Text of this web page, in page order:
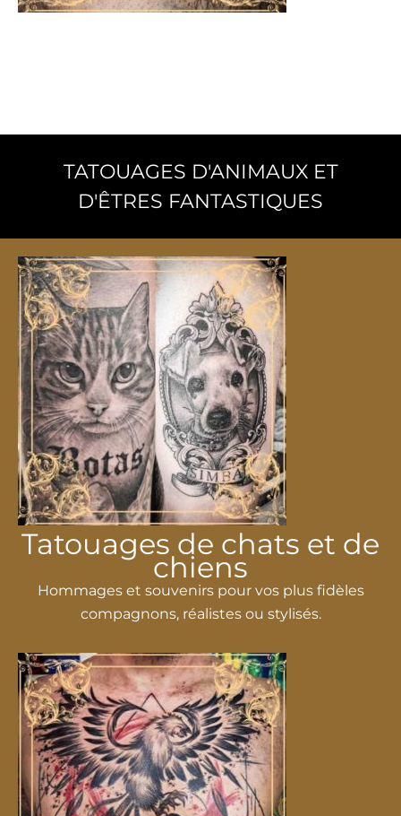
TATOUAGES ​​D'ANIMAUX ET
D'ÊTRES FANTASTIQUES
Tatouages ​​​​de chats et de
chiens
Hommages et souvenirs pour vos plus fidèles
compagnons, réalistes ou stylisés.